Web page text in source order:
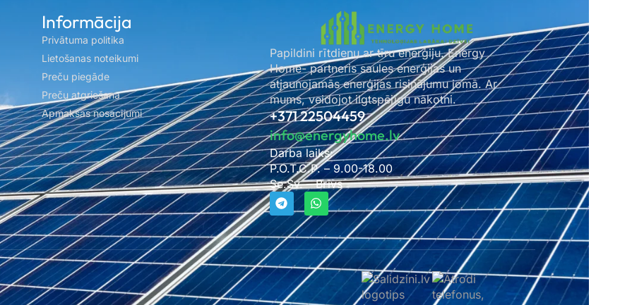
Informācija
Privātuma politika
Lietošanas noteikumi
Preču piegāde
Preču atgriešana
Apmaksas nosacījumi
Papildini rītdienu ar tīru enerģiju. Energy
Home- partneris saules enerģijas un
atjaunojamās enerģijas risinājumu jomā. Ar
mums, veidojot ilgtspējīgu nākotni.
+371 22504459
info@energyhome.lv
Darba laiks:
P.O.T.C.P. – 9.00-18.00
Se.Sv. – Brīvs